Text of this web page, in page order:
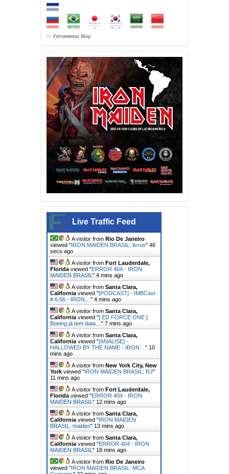
By Ferramentas Blog
Live Traffic Feed
A visitor from Rio De Janeiro
viewed "IRON MAIDEN BRASIL: livros" 48
secs ago
A visitor from Fort Lauderdale,
Florida viewed "ERROR 404 - IRON
MAIDEN BRASIL " 4 mins ago
A visitor from Santa Clara,
California viewed "[PODCAST] - IMBCast
# 6.66 - IRON… " 4 mins ago
A visitor from Santa Clara,
California viewed "[ ED FORCE ONE ]
Boeing já tem data… " 7 mins ago
A visitor from Santa Clara,
California viewed "[ANALISE] -
HALLOWED BY THE NAME - IRON… " 10
mins ago
A visitor from New York City, New
York viewed "IRON MAIDEN BRASIL: RJ"
11 mins ago
A visitor from Fort Lauderdale,
Florida viewed "ERROR 404 - IRON
MAIDEN BRASIL " 12 mins ago
A visitor from Santa Clara,
California viewed "IRON MAIDEN
BRASIL: maiden" 13 mins ago
A visitor from Santa Clara,
California viewed "ERROR 404 - IRON
MAIDEN BRASIL " 18 mins ago
A visitor from Rio De Janeiro
viewed "IRON MAIDEN BRASIL: MCA